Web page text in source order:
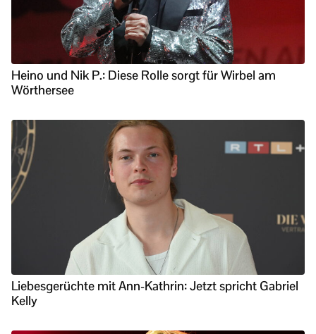
Heino und Nik P.: Diese Rolle sorgt für Wirbel am
Wörthersee
Liebesgerüchte mit Ann-Kathrin: Jetzt spricht Gabriel
Kelly